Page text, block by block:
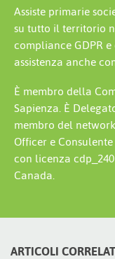
Assiste primarie
su tutto il territorio
compliance GDPR
assistenza anche
È membro della
Sapienza. È
membro del
Officer e
con licenza
Canada.
ARTICOLI